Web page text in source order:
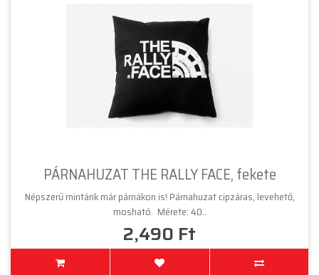
PÁRNAHUZAT THE RALLY FACE, fekete
Népszerű mintánk már párnákon is! Párnahuzat cipzáras, levehető,
mosható. Mérete: 40..
2,490 Ft